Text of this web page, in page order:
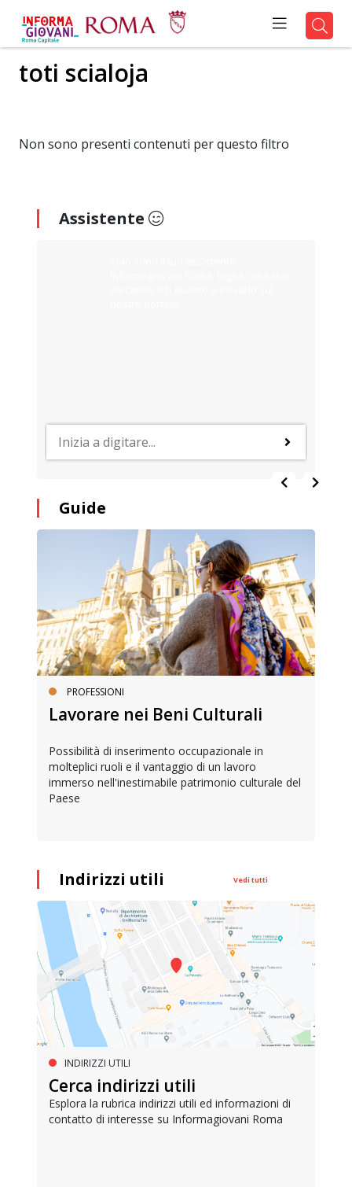
toti scialoja
Non sono presenti contenuti per questo filtro
Assistente
Guide
PROFESSIONI
Lavorare nei Beni Culturali
Possibilità di inserimento occupazionale in
molteplici ruoli e il vantaggio di un lavoro
immerso nell'inestimabile patrimonio culturale del
Paese
Indirizzi utili Vedi tutti
INDIRIZZI UTILI
Cerca indirizzi utili
Esplora la rubrica indirizzi utili ed informazioni di
contatto di interesse su Informagiovani Roma